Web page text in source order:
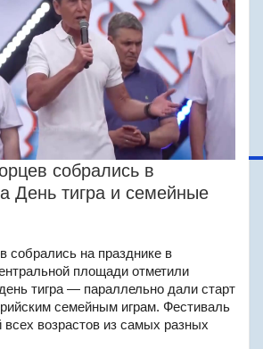
собрались в
День тигра и семейные
собрались на празднике в
площади отметили
тигра — параллельно дали старт
семейным играм. Фестиваль
возрастов из самых разных